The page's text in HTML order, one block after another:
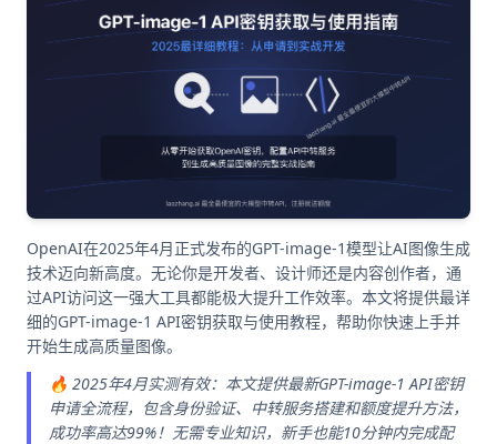
OpenAI在2025年4月正式发布的GPT-image-1模型让AI图像生成
技术迈向新高度。无论你是开发者、设计师还是内容创作者，通
过API访问这一强大工具都能极大提升工作效率。本文将提供最详
细的GPT-image-1 API密钥获取与使用教程，帮助你快速上手并
开始生成高质量图像。
🔥 2025年4月实测有效：本文提供最新GPT-image-1 API密钥
申请全流程，包含身份验证、中转服务搭建和额度提升方法，
成功率高达99%！无需专业知识，新手也能10分钟内完成配